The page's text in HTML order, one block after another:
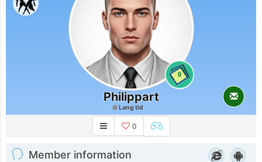
0
Philippart
Lang tid
0
Member information